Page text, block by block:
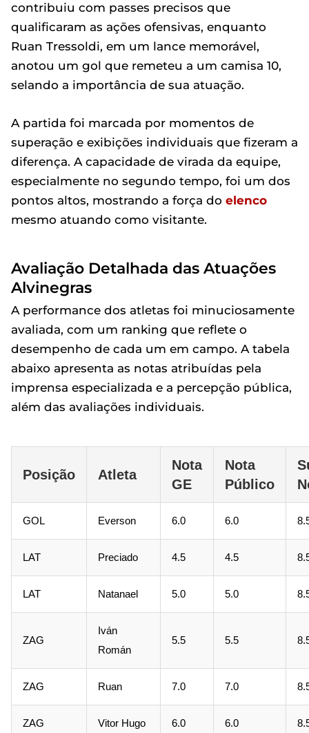
contribuiu com passes precisos que
qualificaram as ações ofensivas, enquanto
Ruan Tressoldi, em um lance memorável,
anotou um gol que remeteu a um camisa 10,
selando a importância de sua atuação.
A partida foi marcada por momentos de
superação e exibições individuais que fizeram a
diferença. A capacidade de virada da equipe,
especialmente no segundo tempo, foi um dos
pontos altos, mostrando a força do elenco
mesmo atuando como visitante.
Avaliação Detalhada das Atuações
Alvinegras
A performance dos atletas foi minuciosamente
avaliada, com um ranking que reflete o
desempenho de cada um em campo. A tabela
abaixo apresenta as notas atribuídas pela
imprensa especializada e a percepção pública,
além das avaliações individuais.
Posição Atleta
Nota
GE
Nota
Público
GOL Everson 6.0 6.0
LAT Preciado 4.5 4.5
LAT Natanael 5.0 5.0
ZAG
Iván
Román
5.5 5.5
ZAG Ruan 7.0 7.0
ZAG Vitor Hugo 6.0 6.0